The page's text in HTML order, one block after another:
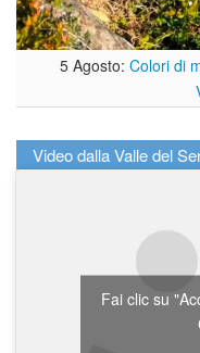
5 Agosto: Colori di
Video dalla Valle del
Fai clic su